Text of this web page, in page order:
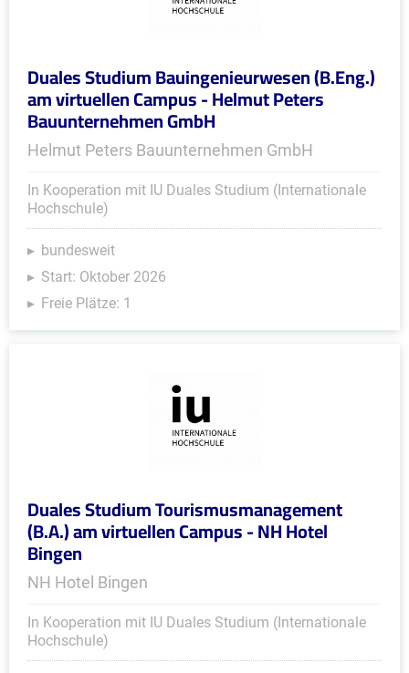
Duales Studium Bauingenieurwesen (B.Eng.)
am virtuellen Campus - Helmut Peters
Bauunternehmen GmbH
Helmut Peters Bauunternehmen GmbH
In Kooperation mit IU Duales Studium (Internationale
Hochschule)
bundesweit
Start: Oktober 2026
Freie Plätze: 1
Duales Studium Tourismusmanagement
(B.A.) am virtuellen Campus - NH Hotel
Bingen
NH Hotel Bingen
In Kooperation mit IU Duales Studium (Internationale
Hochschule)